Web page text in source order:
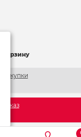
корзину
покупки
заказ